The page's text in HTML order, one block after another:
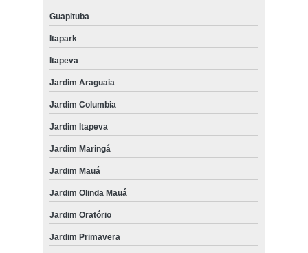
Guapituba
Itapark
Itapeva
Jardim Araguaia
Jardim Columbia
Jardim Itapeva
Jardim Maringá
Jardim Mauá
Jardim Olinda Mauá
Jardim Oratório
Jardim Primavera